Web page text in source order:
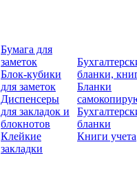
Бумага для
заметок
Блок-кубики
для заметок
Диспенсеры
для закладок и
блокнотов
Клейкие
закладки
бланки,
Бланки
бланки
Книги учета